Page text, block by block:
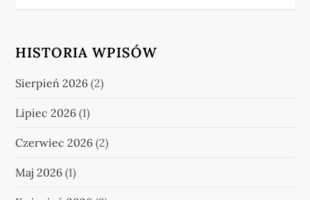
HISTORIA WPISÓW
Sierpień 2026 (2)
Lipiec 2026 (1)
Czerwiec 2026 (2)
Maj 2026 (1)